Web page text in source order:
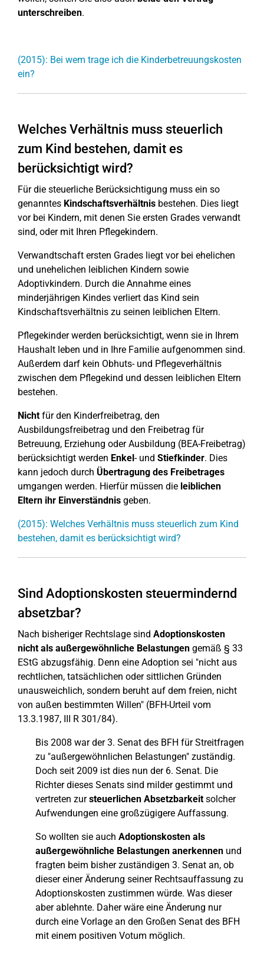
unterschreiben.
(2015): Bei wem trage ich die Kinderbetreuungskosten
ein?
Welches Verhältnis muss steuerlich
zum Kind bestehen, damit es
berücksichtigt wird?
Für die steuerliche Berücksichtigung muss ein so
genanntes Kindschaftsverhältnis bestehen. Dies liegt
vor bei Kindern, mit denen Sie ersten Grades verwandt
sind, oder mit Ihren Pflegekindern.
Verwandtschaft ersten Grades liegt vor bei ehelichen
und unehelichen leiblichen Kindern sowie
Adoptivkindern. Durch die Annahme eines
minderjährigen Kindes verliert das Kind sein
Kindschaftsverhältnis zu seinen leiblichen Eltern.
Pflegekinder werden berücksichtigt, wenn sie in Ihrem
Haushalt leben und in Ihre Familie aufgenommen sind.
Außerdem darf kein Obhuts- und Pflegeverhältnis
zwischen dem Pflegekind und dessen leiblichen Eltern
bestehen.
Nichtfür den Kinderfreibetrag, den
Ausbildungsfreibetrag und den Freibetrag für
Betreuung, Erziehung oder Ausbildung (BEA-Freibetrag)
berücksichtigt werden Enkel- und Stiefkinder. Dies
kann jedoch durch Übertragung des Freibetrages
umgangen werden. Hierfür müssen die leiblichen
Eltern ihr Einverständnis geben.
(2015): Welches Verhältnis muss steuerlich zum Kind
bestehen, damit es berücksichtigt wird?
Sind Adoptionskosten steuermindernd
absetzbar?
Nach bisheriger Rechtslage sind Adoptionskosten
nicht als außergewöhnliche Belastungen gemäß § 33
EStG abzugsfähig. Denn eine Adoption sei "nicht aus
rechtlichen, tatsächlichen oder sittlichen Gründen
unausweichlich, sondern beruht auf dem freien, nicht
von außen bestimmten Willen" (BFH-Urteil vom
13.3.1987, III R 301/84).
Bis 2008 war der 3. Senat des BFH für Streitfragen
zu "außergewöhnlichen Belastungen" zuständig.
Doch seit 2009 ist dies nun der 6. Senat. Die
Richter dieses Senats sind milder gestimmt und
vertreten zursteuerlichen Absetzbarkeitsolcher
Aufwendungen eine großzügigere Auffassung.
So wollten sie auch Adoptionskosten als
außergewöhnliche Belastungen anerkennen und
fragten beim bisher zuständigen 3. Senat an, ob
dieser einer Änderung seiner Rechtsauffassung zu
Adoptionskosten zustimmen würde. Was dieser
aber ablehnte. Daher wäre eine Änderung nur
durch eine Vorlage an den Großen Senat des BFH
mit einem positiven Votum möglich.